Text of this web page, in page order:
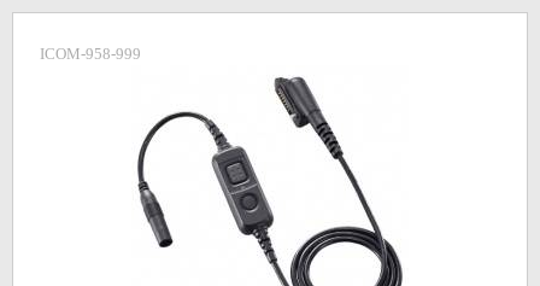
ICOM-958-999